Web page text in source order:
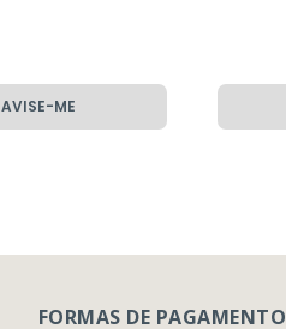
AVISE-ME
FORMAS DE PAGAMENTO